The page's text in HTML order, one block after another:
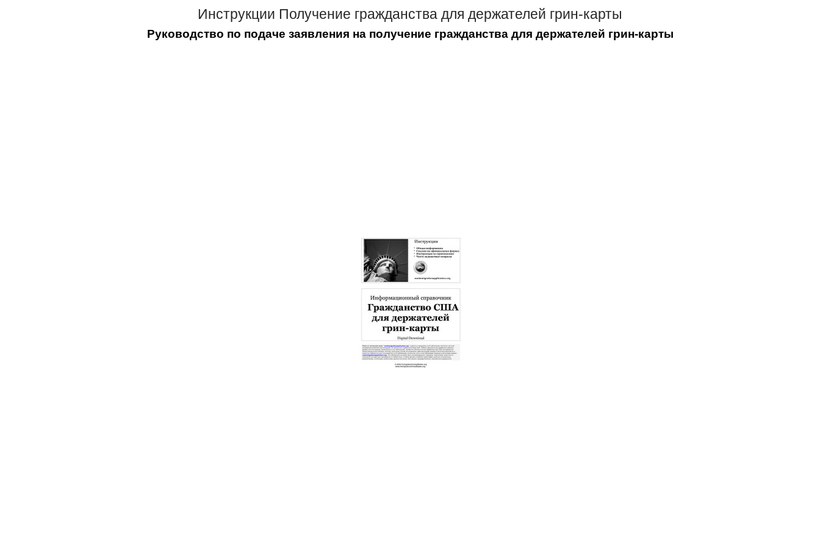
Инструкции Получение гражданства для держателей грин-карты
Руководство по подаче заявления на получение гражданства для держателей грин-карты